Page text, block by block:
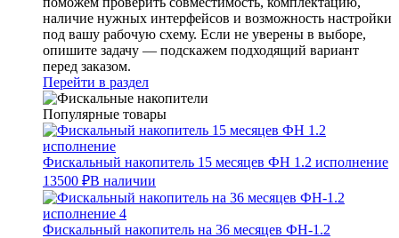
наличие нужных интерфейсов и возможность настройки
под вашу рабочую схему. Если не уверены в выборе,
опишите задачу — подскажем подходящий вариант
перед заказом.
Перейти в раздел
Популярные товары
Фискальный накопитель 15 месяцев ФН 1.2 исполнение
13500 ₽В наличии
Фискальный накопитель на 36 месяцев ФН-1.2